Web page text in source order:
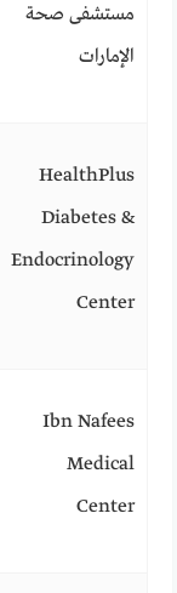
مستشفى صحة
الإمارات
HealthPlus
Diabetes &
Endocrinology
Center
Ibn Nafees
Medical
Center